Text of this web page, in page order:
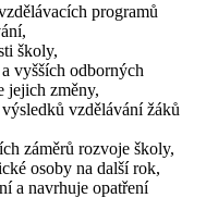
programů
školy,
vyšších odborných
jejich změny,
vzdělávání žáků
záměrů rozvoje školy,
osoby na další rok,
a navrhuje opatření